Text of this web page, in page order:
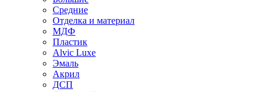
Средние
Отделка и материал
МДФ
Пластик
Alvic Luxe
Эмаль
Акрил
ДСП